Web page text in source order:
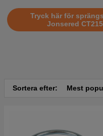
Tryck här för
Jonsered
Sortera efter: Mest